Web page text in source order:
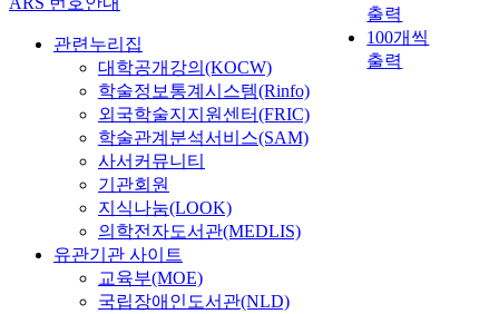
출력
100개씩
출력
관련누리집
대학공개강의(KOCW)
학술정보통계시스템(Rinfo)
외국학술지지원센터(FRIC)
학술관계분석서비스(SAM)
사서커뮤니티
기관회원
지식나눔(LOOK)
의학전자도서관(MEDLIS)
유관기관 사이트
교육부(MOE)
국립장애인도서관(NLD)